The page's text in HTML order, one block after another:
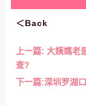
＜Back
上一篇: 大姨媽老
查?
下一篇:深圳罗湖